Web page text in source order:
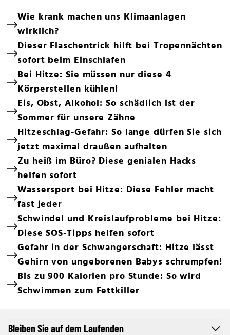
Wie krank machen uns Klimaanlagen
wirklich?
Dieser Flaschentrick hilft bei Tropennächten
sofort beim Einschlafen
Bei Hitze: Sie müssen nur diese 4
Körperstellen kühlen!
Eis, Obst, Alkohol: So schädlich ist der
Sommer für unsere Zähne
Hitzeschlag-Gefahr: So lange dürfen Sie sich
jetzt maximal draußen aufhalten
Zu heiß im Büro? Diese genialen Hacks
helfen sofort
Wassersport bei Hitze: Diese Fehler macht
fast jeder
Schwindel und Kreislaufprobleme bei Hitze:
Diese SOS-Tipps helfen sofort
Gefahr in der Schwangerschaft: Hitze lässt
Gehirn von ungeborenen Babys schrumpfen!
Bis zu 900 Kalorien pro Stunde: So wird
Schwimmen zum Fettkiller
Bleiben Sie auf dem Laufenden